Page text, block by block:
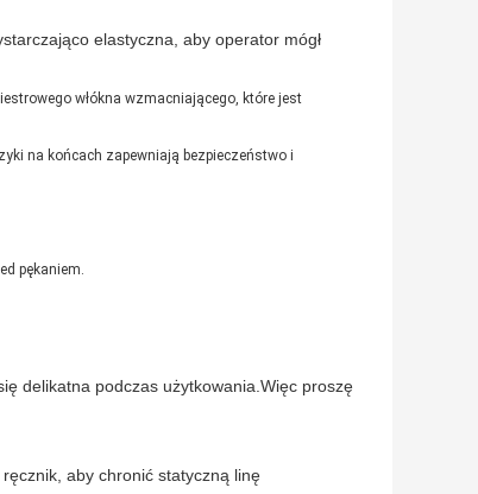
elastyczna, aby operator mógł
włókna wzmacniającego, które jest
na końcach zapewniają bezpieczeństwo i
pękaniem.
delikatna podczas użytkowania.Więc proszę
aby chronić statyczną linę